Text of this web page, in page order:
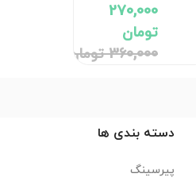
270,000
تومان
360,000 تومان
دسته بندی ها
پیرسینگ